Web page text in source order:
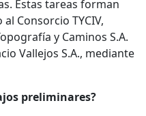
Estas tareas forman
Consorcio TYCIV,
y Caminos S.A.
Vallejos S.A., mediante
preliminares?